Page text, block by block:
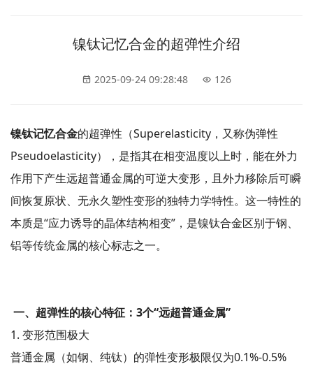
镍钛记忆合金的超弹性介绍
2025-09-24 09:28:48 126
镍钛记忆合金的超弹性（Superelasticity，又称伪弹性
Pseudoelasticity），是指其在相变温度以上时，能在外力
作用下产生远超普通金属的可逆大变形，且外力移除后可瞬
间恢复原状、无永久塑性变形的独特力学特性。这一特性的
本质是“应力诱导的晶体结构相变”，是镍钛合金区别于钢、
铝等传统金属的核心标志之一。
一、超弹性的核心特征：3个“远超普通金属”
1. 变形范围极大
普通金属（如钢、纯钛）的弹性变形极限仅为0.1%-0.5%